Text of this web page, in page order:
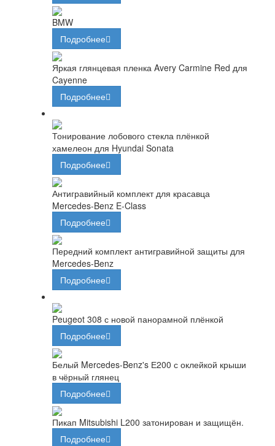
BMW
Подробнее
Яркая глянцевая пленка Avery Carmine Red для
Cayenne
Подробнее
Тонирование лобового стекла плёнкой
хамелеон для Hyundai Sonata
Подробнее
Антигравийный комплект для красавца
Mercedes-Benz E-Class
Подробнее
Передний комплект антигравийной защиты для
Mercedes-Benz
Подробнее
Peugeot 308 с новой панорамной плёнкой
Подробнее
Белый Mercedes-Benz's Е200 с оклейкой крыши
в чёрный глянец
Подробнее
Пикап Mitsubishi L200 затонирован и защищён.
Подробнее